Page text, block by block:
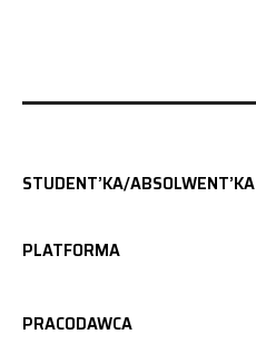
STUDENT’KA/ABSOLWENT’KA
PLATFORMA
PRACODAWCA